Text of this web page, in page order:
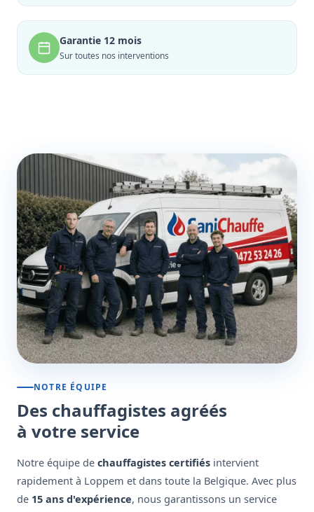
Garantie 12 mois
Sur toutes nos interventions
NOTRE ÉQUIPE
Des chauffagistes agréés
à votre service
Notre équipe de chauffagistes certifiés intervient
rapidement à Loppem et dans toute la Belgique. Avec plus
de 15 ans d'expérience, nous garantissons un service